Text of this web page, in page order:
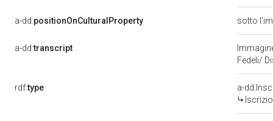
a-dd:positionOnCulturalProperty sotto
a-dd:transcript
Fedeli/
rdf:type
a-